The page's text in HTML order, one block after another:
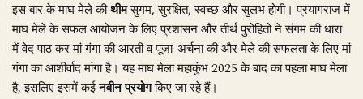
इस बार के माघ मेले कीथीमसुगम, सुरक्षित, स्वच्छ और सुलभ होगी। प्रयागराज में
माघ मेले के सफल आयोजन के लिए प्रशासन और तीर्थ पुरोहितों ने संगम की धारा
में वेद पाठ कर मां गंगा की आरती व पूजा-अर्चना की और मेले की सफलता के लिए मां
गंगा का आशीर्वाद मांगा है। यह माघ मेला महाकुंभ 2025 के बाद का पहला माघ मेला
है, इसलिए इसमें कईनवीन प्रयोगकिए जा रहे हैं।